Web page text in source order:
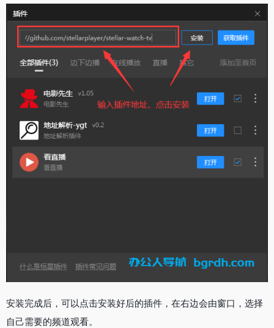
安装完成后，可以点击安装好后的插件，在右边会由窗口，选择
自己需要的频道观看。